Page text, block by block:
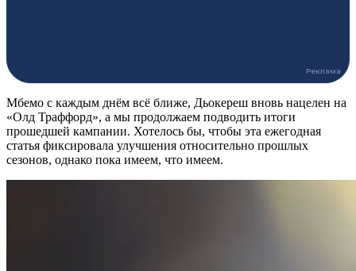
Мбемо с каждым днём всё ближе, Дьокереш вновь нацелен на
«Олд Траффорд», а мы продолжаем подводить итоги
прошедшей кампании. Хотелось бы, чтобы эта ежегодная
статья фиксировала улучшения относительно прошлых
сезонов, однако пока имеем, что имеем.